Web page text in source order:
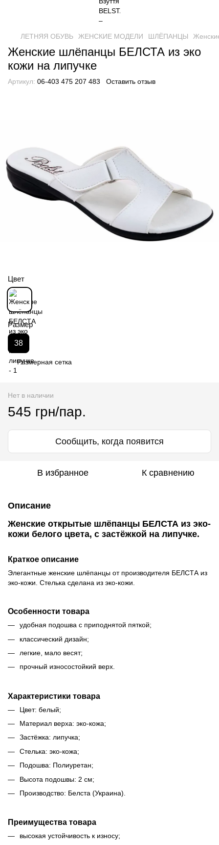
ЛЕТНЯЯ ОБУВЬ ЖЕНСКИЕ МОДЕЛИ ШЛЁПАНЦЫ
Женские шлёпанцы БЕЛСТА из эко
кожи на липучке
Артикул: 06-403 475 207 483 Оставить отзыв
Цвет
Размер
38
Размерная сетка
Нет в наличии
545 грн/пар.
Сообщить, когда появится
В избранное К сравнению
Описание
Женские открытые шлёпанцы БЕЛСТА из эко-
кожи белого цвета, с застёжкой на липучке.
Краткое описание
Элегантные женские шлёпанцы от производителя БЕЛСТА из
эко-кожи. Стелька сделана из эко-кожи.
Особенности товара
удобная подошва с приподнятой пяткой;
классический дизайн;
легкие, мало весят;
прочный износостойкий верх.
Характеристики товара
Цвет: белый;
Материал верха: эко-кожа;
Застёжка: липучка;
Стелька: эко-кожа;
Подошва: Полиуретан;
Высота подошвы: 2 см;
Производство: Белста (Украина).
Преимущества товара
высокая устойчивость к износу;